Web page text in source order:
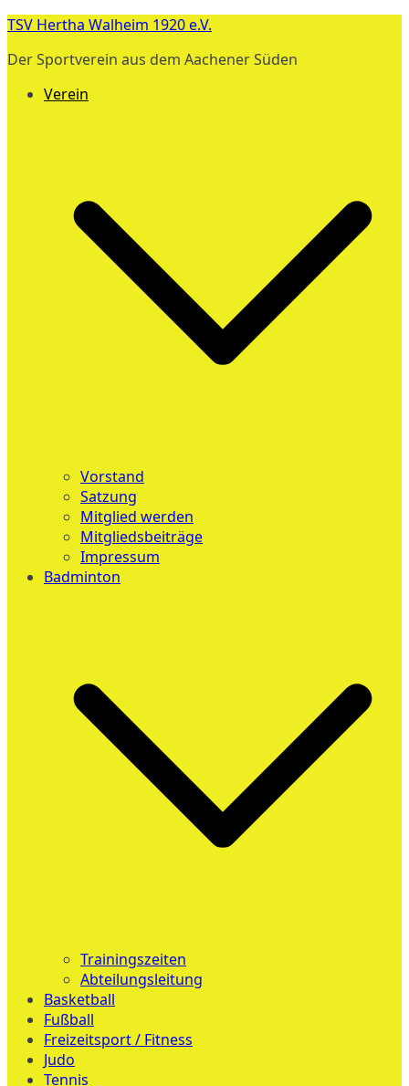
Zum
springen
TSV Hertha Walheim 1920 e.V.
Der Sportverein aus dem Aachener Süden
Verein
Vorstand
Satzung
Mitglied werden
Mitgliedsbeiträge
Impressum
Badminton
Trainingszeiten
Abteilungsleitung
Basketball
Fußball
Freizeitsport / Fitness
Judo
Tennis